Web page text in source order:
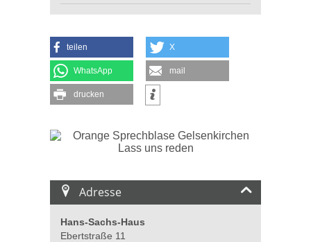
teilen X
WhatsApp mail
drucken
Adresse
Hans-Sachs-Haus
Ebertstraße 11